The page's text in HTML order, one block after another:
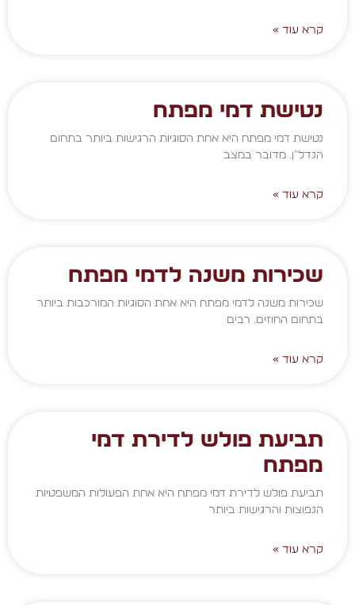
קרא עוד »
נטישת דמי מפתח
נטישת דמי מפתח היא אחת הסוגיות הרגישות ביותר בתחום
הנדל"ן. מדובר במצב
קרא עוד »
שכירות משנה לדמי מפתח
שכירות משנה לדמי מפתח היא אחת הסוגיות המורכבות ביותר
בתחום החוזים. רבים
קרא עוד »
תביעת פולש לדירת דמי
מפתח
תביעת פולש לדירת דמי מפתח היא אחת הפעולות המשפטיות
הנפוצות והרגישות ביותר
קרא עוד »